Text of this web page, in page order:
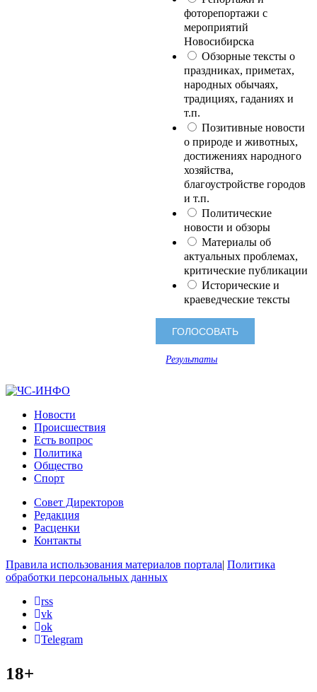
фоторепортажи с
мероприятий
Новосибирска
Обзорные тексты о
праздниках, приметах,
народных обычаях,
традициях, гаданиях и
т.п.
Позитивные новости
о природе и животных,
достижениях народного
хозяйства,
благоустройстве городов
и т.п.
Политические
новости и обзоры
Материалы об
актуальных проблемах,
критические публикации
Исторические и
краеведческие тексты
Результаты
Новости
Происшествия
Есть вопрос
Политика
Общество
Спорт
Совет Директоров
Редакция
Расценки
Контакты
Правила использования материалов портала| Политика
обработки персональных данных
rss
vk
ok
Telegram
18+